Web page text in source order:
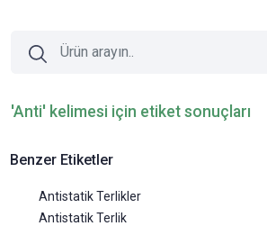
'Anti' kelimesi için etiket sonuçları
Benzer Etiketler
Antistatik Terlikler
Antistatik Terlik